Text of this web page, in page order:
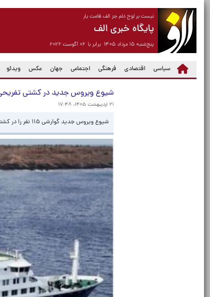
نیست بر لوح دلم جز الف قامت یار
پایگاه خبری الف
پنج‌شنبه ۱۵ مرداد ۱۴۰۵ برابر با ۰۶ آگوست ۲۰۲۶
سیاسی اقتصادی فرهنگی اجتماعی جهان عکس ویدئو
شیوع ویروس جدید در کشتی تفریحی در
۲۱ اردیبهشت ۱۴۰۵، ۱۷:۴۸
شیوع ویروس جدید گوارشی ۱۱۵ نفر را در کشتی تفریحی کروز «کارائیب پرنسس» در دریای کارائیب مبتلا کرده است.